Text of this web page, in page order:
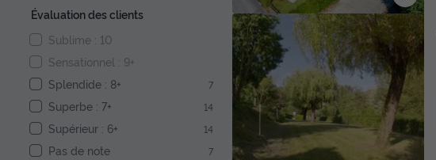
Évaluation des clients
Sublime : 10
Sensationnel : 9+
Splendide : 8+
7
Superbe : 7+ 14
Supérieur : 6+ 14
Pas de note 7